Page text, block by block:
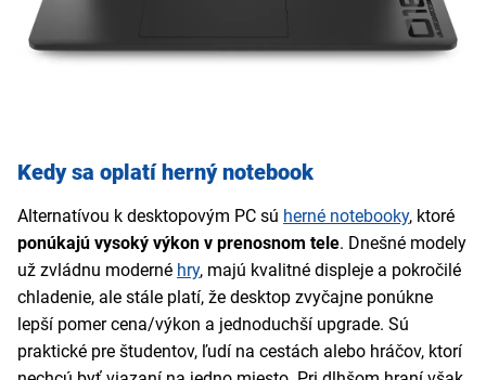
Kedy sa oplatí herný notebook
Alternatívou k desktopovým PC sú herné notebooky, ktoré
ponúkajú vysoký výkon v prenosnom tele. Dnešné modely
už zvládnu moderné hry, majú kvalitné displeje a pokročilé
chladenie, ale stále platí, že desktop zvyčajne ponúkne
lepší pomer cena/výkon a jednoduchší upgrade. Sú
praktické pre študentov, ľudí na cestách alebo hráčov, ktorí